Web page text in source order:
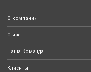
О компании
О нас
Наша Команда
Клиенты